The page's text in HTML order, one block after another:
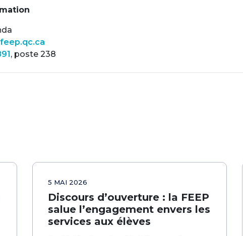
, poste 238
5 MAI 2026
Discours d’ouverture : la FEEP
salue l’engagement envers les
services aux élèves